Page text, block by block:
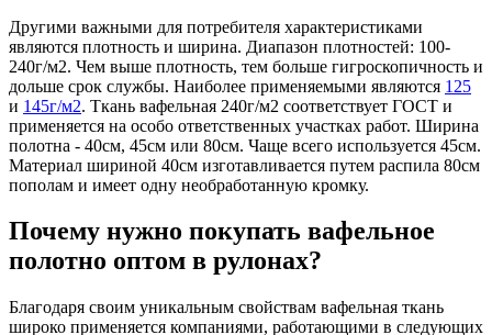
Другими важными для потребителя характеристиками
являются плотность и ширина. Диапазон плотностей: 100-
240г/м2. Чем выше плотность, тем больше гигроскопичность и
дольше срок службы. Наиболее применяемыми являются 125
и 145г/м2. Ткань вафельная 240г/м2 соответствует ГОСТ и
применяется на особо ответственных участках работ. Ширина
полотна - 40см, 45см или 80см. Чаще всего используется 45см.
Материал шириной 40см изготавливается путем распила 80см
пополам и имеет одну необработанную кромку.
Почему нужно покупать вафельное
полотно оптом в рулонах?
Благодаря своим уникальным свойствам вафельная ткань
широко применяется компаниями, работающими в следующих